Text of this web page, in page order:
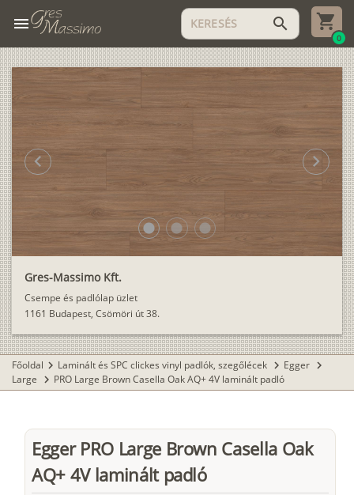
menu search
0
Gres-Massimo Kft.
Csempe és padlólap üzlet
1161 Budapest, Csömöri út 38.
lens lens lens
chevron_left chevron_right
Főoldal chevron_right Laminált és SPC clickes vinyl padlók, szegőlécek chevron_right Egger chevron_right
Large chevron_right PRO Large Brown Casella Oak AQ+ 4V laminált padló
Egger PRO Large Brown Casella Oak
AQ+ 4V laminált padló